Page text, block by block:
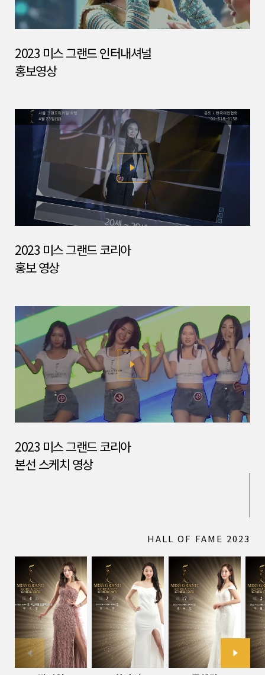
2023 미스 그랜드 인터내셔널
홍보영상
2023 미스 그랜드 코리아
홍보 영상
2023 미스 그랜드 코리아
본선 스케치 영상
HALL OF FAME 2023